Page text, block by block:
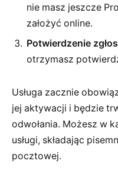
nie masz jeszcze
założyć online.
Potwierdzenie
otrzymasz
Usługa zacznie
jej aktywacji i będzie
odwołania. Możesz w
usługi, składając
pocztowej.